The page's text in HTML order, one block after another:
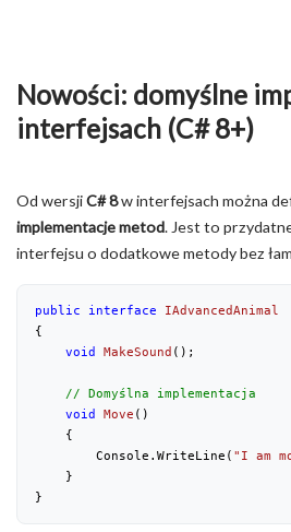
Nowości: domyślne
interfejsach (C# 8+)
Od wersjiC# 8w interfejsach można
implementacje metod. Jest to
interfejsu o dodatkowe metody bez
public interface
IAdvancedAnimal
{
void MakeSound ( ) ;
// Domyślna implementacja
void Move ( )
{
        Console.WriteLine(
"I am
    }
}